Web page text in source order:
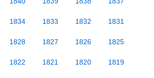
1834 1833 1832 1831
1828 1827 1826 1825
1822 1821 1820 1819